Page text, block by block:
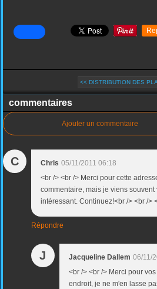
<< DISTRIBUTION DES
commentaires
Ajouter un commentaire
C Chris 05/11/2011 06:18
<br /> <br /> Merci pour cette
commentaire, mais je viens
intéressant. Continuez!<br /> <br />
Répondre
J Jacqueline Dallem 06/11/
<br /> <br /> Merci pour
endroit, je ne m'en lasse